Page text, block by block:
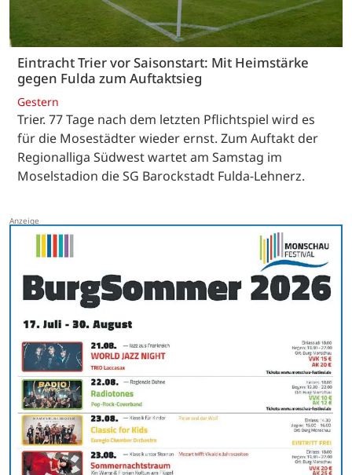
Eintracht Trier vor Saisonstart: Mit Heimstärke
gegen Fulda zum Auftaktsieg
Gestern
Trier. 77 Tage nach dem letzten Pflichtspiel wird es
für die Mosestädter wieder ernst. Zum Auftakt der
Regionalliga Südwest wartet am Samstag im
Moselstadion die SG Barockstadt Fulda-Lehnerz.